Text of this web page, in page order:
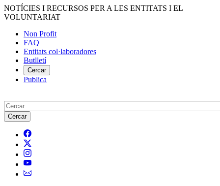
Vés
al
NOTÍCIES I RECURSOS PER A LES ENTITATS I EL
VOLUNTARIAT
Menú
del
compte
d'usuari
Non Profit
FAQ
Entitats col·laboradores
Butlletí
Cercar
Publica
Cerca